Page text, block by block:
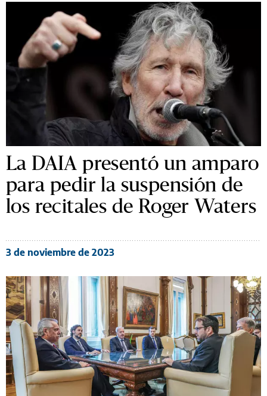
La DAIA presentó un amparo
para pedir la suspensión de
los recitales de Roger Waters
3 de noviembre de 2023